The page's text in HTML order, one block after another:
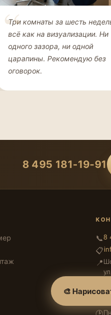
Михаил Захаров
ВЛАДЕЛЕЦ АПАРТАМЕНТОВ
Три комнаты за шесть
всё как на визуализации. Ни
одного зазора, ни одной
царапины. Рекомендую без
оговорок.
8 495 181-19-91
📞8
📋
📍
🏭
🎨